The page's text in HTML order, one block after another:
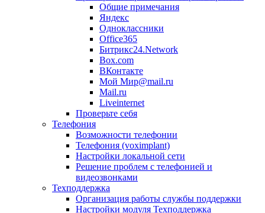
Общие примечания
Яндекс
Одноклассники
Office365
Битрикс24.Network
Box.com
ВКонтакте
Мой Мир@mail.ru
Mail.ru
Liveinternet
Проверьте себя
Телефония
Возможности телефонии
Телефония (voximplant)
Настройки локальной сети
Решение проблем с телефонией и
видеозвонками
Техподдержка
Организация работы службы поддержки
Настройки модуля Техподдержка